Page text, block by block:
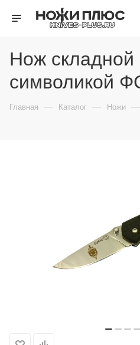
Нож складной
символикой
Главная — Каталог — Ножи —